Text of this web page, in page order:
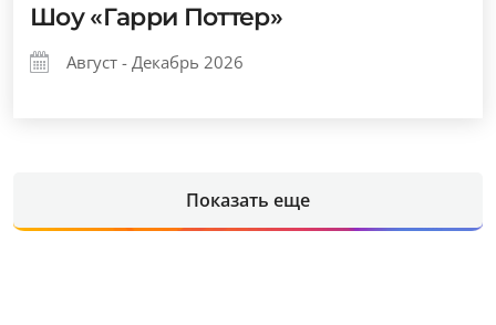
Шоу «Гарри Поттер»
Август - Декабрь 2026
Показать еще